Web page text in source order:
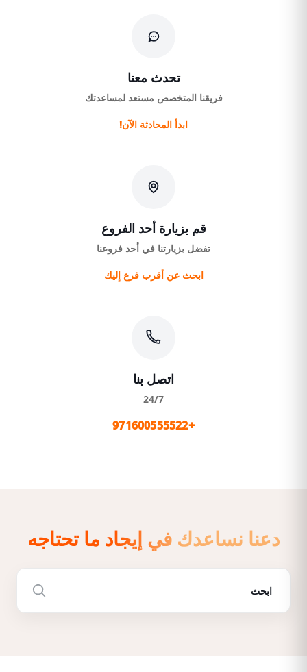
تحدث معنا
فريقنا المتخصص مستعد لمساعدتك
ابدأ المحادثة الآن!
قم بزيارة أحد الفروع
تفضل بزيارتنا في أحد فروعنا
ابحث عن أقرب فرع إليك
اتصل بنا
24/7
+971600555522
دعنا نساعدك في إيجاد ما تحتاجه